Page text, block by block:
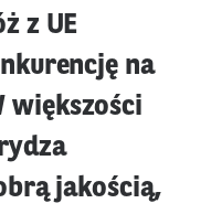
z UE
na
większości
jakością,